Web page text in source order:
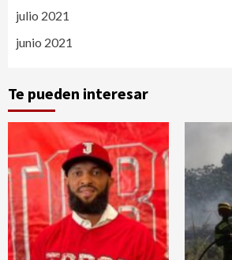
julio 2021
junio 2021
Te pueden interesar